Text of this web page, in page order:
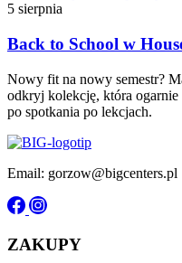
5 sierpnia
Back to School w
Nowy fit na nowy semestr?
odkryj kolekcję, która
po spotkania po lekcjach.
Email: gorzow@bigcenters.pl
ZAKUPY